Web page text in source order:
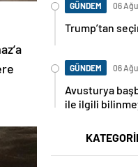
GÜNDEM 06
Trump’tan
GÜNDEM 06
Avusturya
ile ilgili